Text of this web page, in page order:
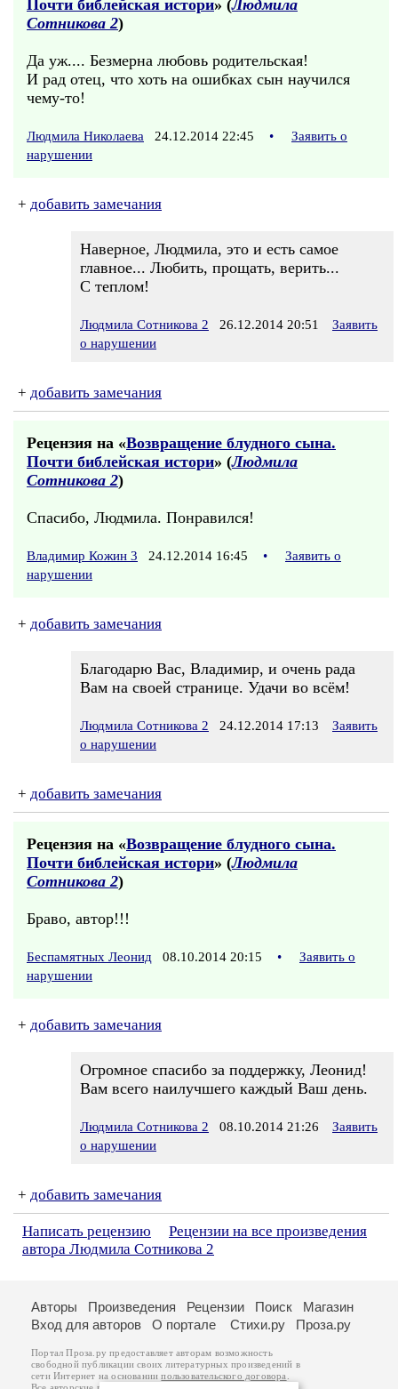
Почти библейская истори» (Людмила
Сотникова 2)
Да уж.... Безмерна любовь родительская!
И рад отец, что хоть на ошибках сын научился
чему-то!
Людмила Николаева 24.12.2014 22:45 •
Заявить о
нарушении
+ добавить замечания
Наверное, Людмила, это и есть самое
главное... Любить, прощать, верить...
С теплом!
Людмила Сотникова 2 26.12.2014 20:51
Заявить
о нарушении
+ добавить замечания
Рецензия на «Возвращение блудного сына.
Почти библейская истори» (Людмила
Сотникова 2)
Спасибо, Людмила. Понравился!
Владимир Кожин 3 24.12.2014 16:45 •
Заявить о
нарушении
+ добавить замечания
Благодарю Вас, Владимир, и очень рада
Вам на своей странице. Удачи во всём!
Людмила Сотникова 2 24.12.2014 17:13
Заявить
о нарушении
+ добавить замечания
Рецензия на «Возвращение блудного сына.
Почти библейская истори» (Людмила
Сотникова 2)
Браво, автор!!!
Беспамятных Леонид 08.10.2014 20:15 •
Заявить о
нарушении
+ добавить замечания
Огромное спасибо за поддержку, Леонид!
Вам всего наилучшего каждый Ваш день.
Людмила Сотникова 2 08.10.2014 21:26
Заявить
о нарушении
+ добавить замечания
Написать рецензию
Рецензии на все произведения
автора Людмила Сотникова 2
Авторы Произведения Рецензии Поиск
Магазин
Вход для авторов
О портале Стихи.ру Проза.ру
Портал Проза.ру предоставляет авторам возможность
свободной публикации своих литературных произведений в
сети Интернет на основаниипользовательского договора